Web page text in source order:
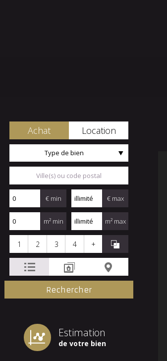
Achat Location
Type de bien
€ min € max
m² min m² max
1 2 3 4 +
Estimation
de votre bien